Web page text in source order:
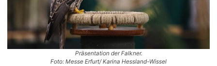
Präsentation der Falkner.
Foto: Messe Erfurt/ Karina Hessland-Wissel